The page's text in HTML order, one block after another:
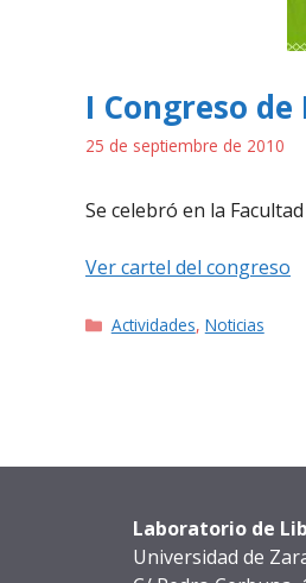
I Congreso
25 de septiembre de 2010
Se celebró en la
Ver cartel del congreso
Categorías
Actividades, Noticias
Laboratorio de
Universidad de